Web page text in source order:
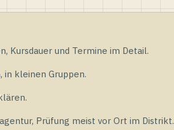
Kursdauer und Termine im Detail.
kleinen Gruppen.
Prüfung meist vor Ort im Distrikt.